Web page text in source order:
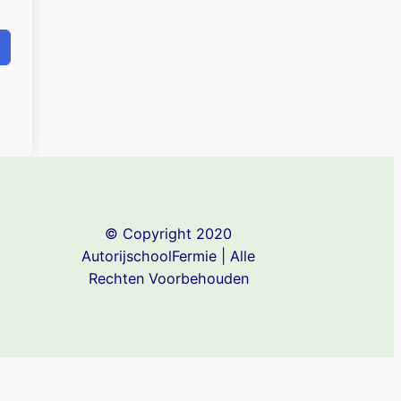
© Copyright 2020
AutorijschoolFermie | Alle
Rechten Voorbehouden